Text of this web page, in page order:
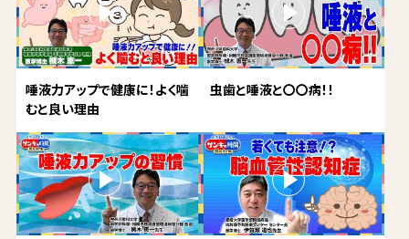
唾液力アップで健康に！よく噛
むと良い理由
虫歯と唾液と〇〇病！！